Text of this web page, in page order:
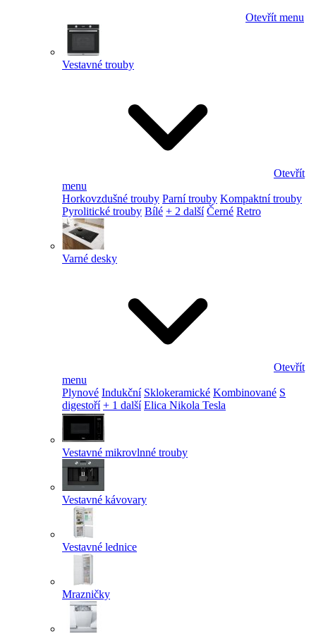
Otevřít menu
Vestavné trouby
Otevřít
menu
Horkovzdušné trouby Parní trouby Kompaktní trouby
Pyrolitické trouby Bílé + 2 další Černé Retro
Varné desky
Otevřít
menu
Plynové Indukční Sklokeramické Kombinované S
digestoří + 1 další Elica Nikola Tesla
Vestavné mikrovlnné trouby
Vestavné kávovary
Vestavné lednice
Mrazničky